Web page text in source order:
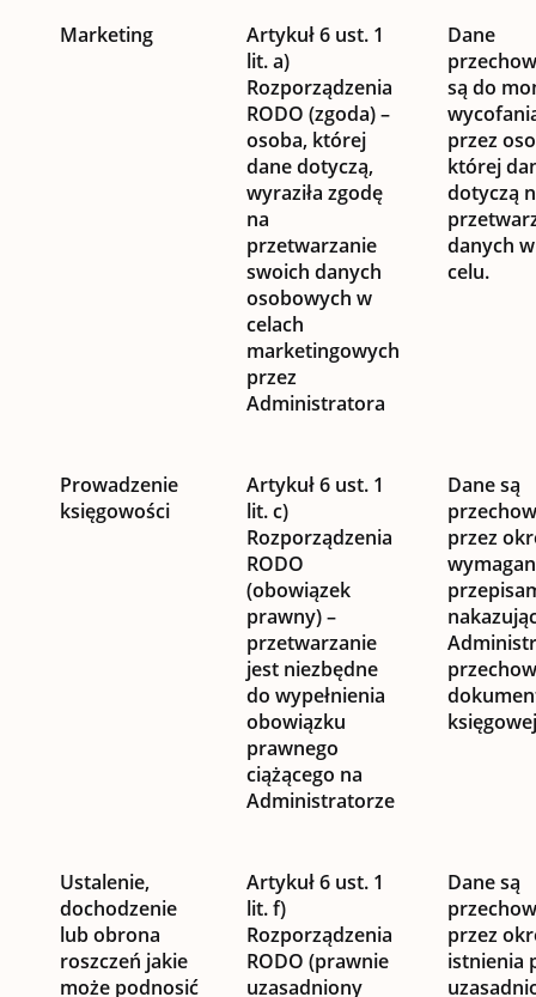
Marketing
Artykuł 6 ust. 1
lit. a)
Rozporządzenia
RODO (zgoda) –
osoba, której
dane dotyczą,
wyraziła zgodę
na
przetwarzanie
swoich danych
osobowych w
celach
marketingowych
przez
Administratora
Dane
są do
przez
której
dotyczą
danych
celu.
Prowadzenie
księgowości
Artykuł 6 ust. 1
lit. c)
Rozporządzenia
RODO
(obowiązek
prawny) –
przetwarzanie
jest niezbędne
do wypełnienia
obowiązku
prawnego
ciążącego na
Administratorze
Dane są
przez
Ustalenie,
dochodzenie
lub obrona
roszczeń jakie
może podnosić
Artykuł 6 ust. 1
lit. f)
Rozporządzenia
RODO (prawnie
uzasadniony
Dane są
przez
istnienia